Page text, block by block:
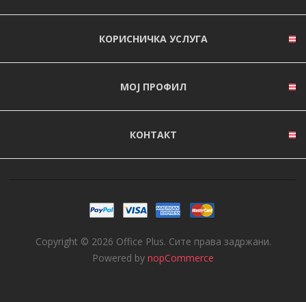
КОРИСНИЧКА УСЛУГА
МОЈ ПРОФИЛ
КОНТАКТ
Copyright © 2026 Office Plus. Сите права задржани.
Powered by nopCommerce